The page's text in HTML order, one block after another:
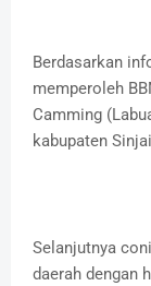
Berdasarkan
memperoleh
Camming
kabupaten
Selanjutnya
daerah dengan